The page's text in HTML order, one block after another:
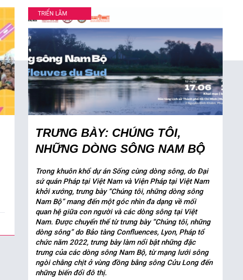
TRIỂN LÃM
TRƯNG BÀY: CHÚNG TÔI,
NHỮNG DÒNG SÔNG NAM BỘ
Trong khuôn khổ dự án Sống cùng dòng sông, do Đại
sứ quán Pháp tại Việt Nam và Viện Pháp tại Việt Nam
khởi xướng, trưng bày “Chúng tôi, những dòng sông
Nam Bộ” mang đến một góc nhìn đa dạng về mối
quan hệ giữa con người và các dòng sông tại Việt
Nam. Được chuyển thể từ trưng bày “Chúng tôi, những
dòng sông” do Bảo tàng Confluences, Lyon, Pháp tổ
chức năm 2022, trưng bày làm nổi bật những đặc
trưng của các dòng sông Nam Bộ, từ mạng lưới sông
ngòi chằng chịt ở vùng đồng bằng sông Cửu Long đến
những biến đổi đô thị.